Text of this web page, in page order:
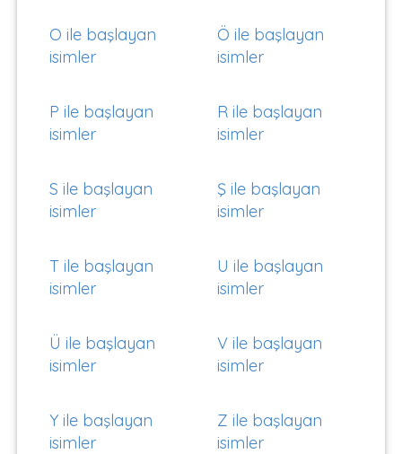
O ile başlayan
isimler
Ö ile başlayan
isimler
P ile başlayan
isimler
R ile başlayan
isimler
S ile başlayan
isimler
Ş ile başlayan
isimler
T ile başlayan
isimler
U ile başlayan
isimler
Ü ile başlayan
isimler
V ile başlayan
isimler
Y ile başlayan
isimler
Z ile başlayan
isimler